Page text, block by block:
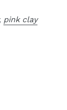
pink clay